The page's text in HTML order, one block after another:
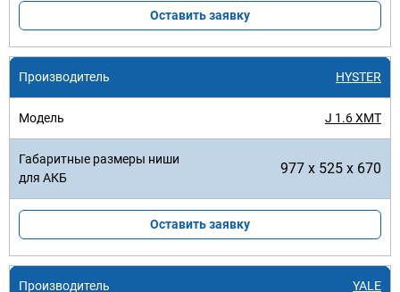
Оставить заявку
HYSTER
J 1.6 XMT
977 x 525 x 670
Оставить заявку
YALE